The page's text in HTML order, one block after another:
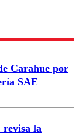
un
Carahue por
SAE
revisa la